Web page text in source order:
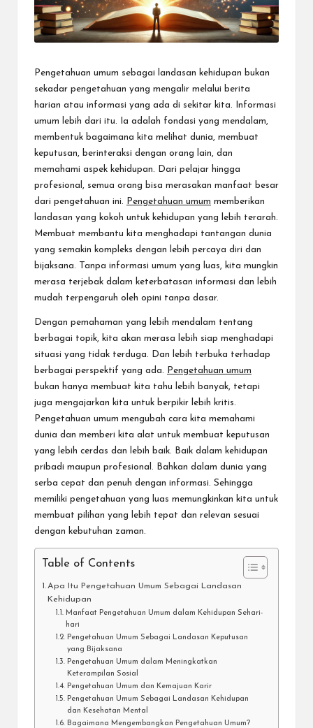
Pengetahuan umum sebagai landasan kehidupan bukan
sekadar pengetahuan yang mengalir melalui berita
harian atau informasi yang ada di sekitar kita. Informasi
umum lebih dari itu. Ia adalah fondasi yang mendalam,
membentuk bagaimana kita melihat dunia, membuat
keputusan, berinteraksi dengan orang lain, dan
memahami aspek kehidupan. Dari pelajar hingga
profesional, semua orang bisa merasakan manfaat besar
dari pengetahuan ini.
Pengetahuan umum memberikan
landasan yang kokoh untuk kehidupan yang lebih terarah.
Membuat membantu kita menghadapi tantangan dunia
yang semakin kompleks dengan lebih percaya diri dan
bijaksana. Tanpa informasi umum yang luas, kita mungkin
merasa terjebak dalam keterbatasan informasi dan lebih
mudah terpengaruh oleh opini tanpa dasar.
Dengan pemahaman yang lebih mendalam tentang
berbagai topik, kita akan merasa lebih siap menghadapi
situasi yang tidak terduga. Dan lebih terbuka terhadap
berbagai perspektif yang ada.
Pengetahuan umum
bukan hanya membuat kita tahu lebih banyak, tetapi
juga mengajarkan kita untuk berpikir lebih kritis.
Pengetahuan umum mengubah cara kita memahami
dunia dan memberi kita alat untuk membuat keputusan
yang lebih cerdas dan lebih baik. Baik dalam kehidupan
pribadi maupun profesional. Bahkan dalam dunia yang
serba cepat dan penuh dengan informasi. Sehingga
memiliki pengetahuan yang luas memungkinkan kita untuk
membuat pilihan yang lebih tepat dan relevan sesuai
dengan kebutuhan zaman.
Table of Contents
Apa Itu Pengetahuan Umum Sebagai Landasan
Kehidupan
Manfaat Pengetahuan Umum dalam Kehidupan Sehari-
hari
Pengetahuan Umum Sebagai Landasan Keputusan
yang Bijaksana
Pengetahuan Umum dalam Meningkatkan
Keterampilan Sosial
Pengetahuan Umum dan Kemajuan Karir
Pengetahuan Umum Sebagai Landasan Kehidupan
dan Kesehatan Mental
Bagaimana Mengembangkan Pengetahuan Umum?